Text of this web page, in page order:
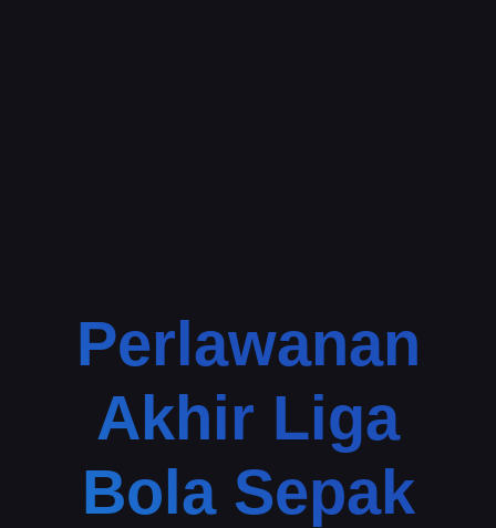
Perlawanan
Akhir Liga
Bola Sepak